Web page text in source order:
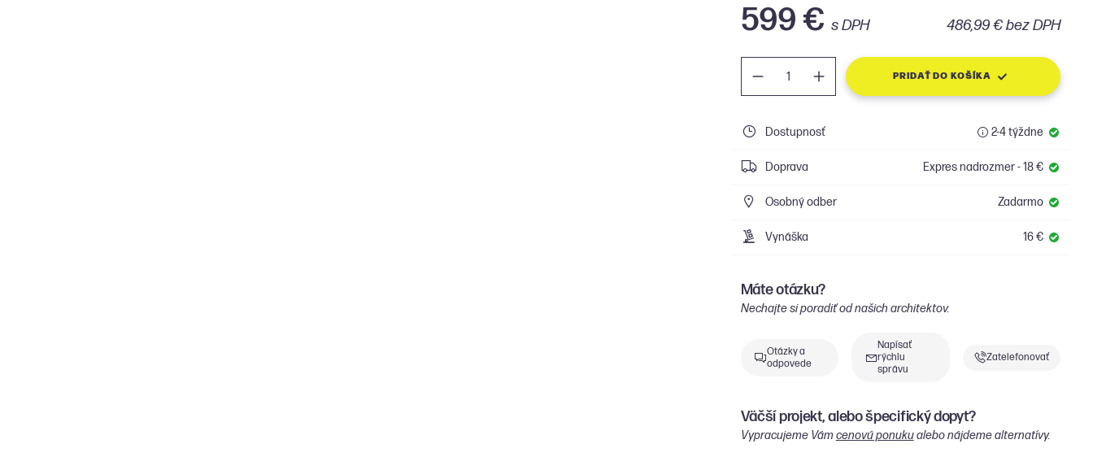
599 € s DPH 486,99 € bez DPH
PRIDAŤ DO KOŠÍKA
Dostupnosť 2-4 týždne
Doprava Expres nadrozmer - 18 €
Osobný odber Zadarmo
Vynáška 16 €
Máte otázku?
Nechajte si poradiť od našich architektov.
Otázky a
odpovede
Napísať
rýchlu
správu
Zatelefonovať
Väčší projekt, alebo špecifický dopyt?
Vypracujeme Vámcenovú ponukualebo nájdeme alternatívy.